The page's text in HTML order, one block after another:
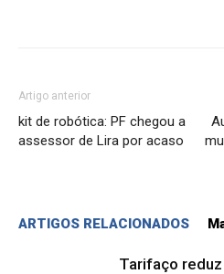
Artigo anterior
kit de robótica: PF chegou a
assessor de Lira por acaso
ARTIGOS RELACIONADOS
Tarifaço